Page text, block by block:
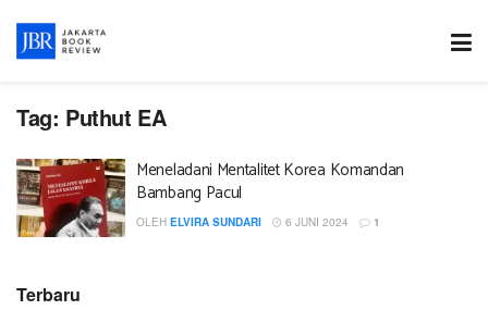
Tag: Puthut EA
Meneladani Mentalitet Korea Komandan
Bambang Pacul
OLEH ELVIRA SUNDARI 6 JUNI 2024 1
Terbaru